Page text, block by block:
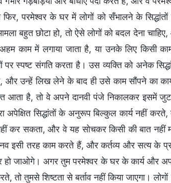
फिर, परमेश्वर के घर में लोगों को सँभालने के
बहुत छोटा हो, तो ऐसे लोगों को बदल देना
काम में लगाया जाता है, या उनके लिए किसी
पर स्पष्ट संगति करता है। उस व्यक्ति को अनेक
और उन्हें लिख लेने के बाद ही उसे काम सौंपने का
आता है, तो वे अपने दानवी पंजे निकालकर इसमें
अपेक्षित सिद्धांतों के अनुरूप बिल्कुल कार्य नहीं
कर सकता, और वे यह सोचकर किसी की बात नहीं
इसी तरह काम करते हैं, और कर्तव्य और सत्य के
हो जाओगे। अगर तुम परमेश्वर के घर के कार्य और अपने
तो तुमसे शिष्टता से बर्ताव नहीं किया जाएगा।